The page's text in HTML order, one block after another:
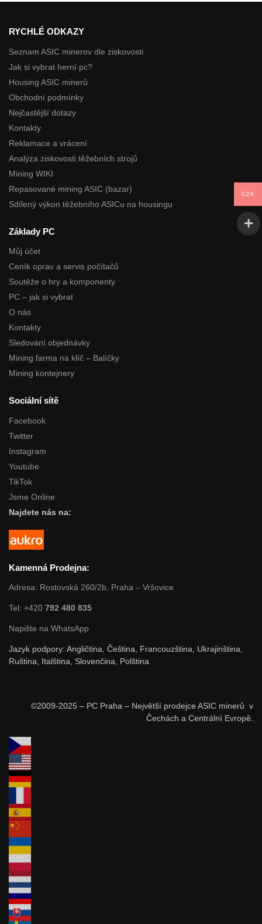
RYCHLÉ ODKAZY
Seznam ASIC minerov dle ziskovosti
Jak si vybrat herní pc?
Housing ASIC minerů
Obchodní podmínky
Nejčastější dotazy
Kontakty
Reklamace a vrácení
Analýza ziskovosti těžebních strojů
Mining WIKI
Repasované mining ASIC (bazar)
Sdílený výkon těžebního ASICu na housingu
Základy PC
Můj účet
Ceník oprav a servis počítačů
Soutěže o hry a komponenty
PC – jak si vybrat
O nás
Kontakty
Sledování objednávky
Mining farma na klíč – Balíčky
Mining kontejnery
Sociální sítě
Facebook
Twitter
Instagram
Youtube
TikTok
Jsme Online
Najdete nás na:
Kamenná Prodejna:
Adresa: Rostovská 260/2b, Praha – Vršovice
Tel: +420 792 480 835
Napište na WhatsApp
Jazyk podpory: Angličtina, Čeština, Francouzština, Ukrajinština,
Ruština, Italština, Slovenčina, Polština
©2009-2025 – PC Praha – Největší prodejce ASIC minerů v
Čechách a Centrální Evropě.
CZK